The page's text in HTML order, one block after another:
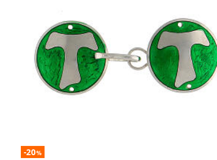
-20%